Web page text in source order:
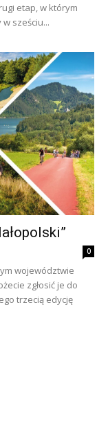
etap, w którym
sześciu...
0
województwie
zgłosić je do
trzecią edycję